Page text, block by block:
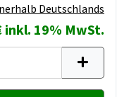
Deutschlands
inkl. 19% MwSt.